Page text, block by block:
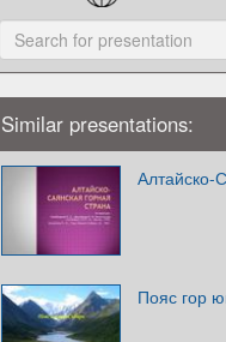
Similar presentations:
Алтайско-
Пояс гор